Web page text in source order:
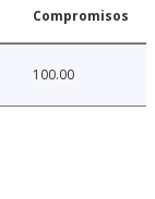
Compromisos
100.00